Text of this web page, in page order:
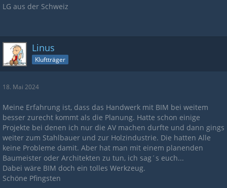
LG aus der Schweiz
Linus
Kluftträger
18. Mai 2024
Meine Erfahrung ist, dass das Handwerk mit BIM bei weitem
besser zurecht kommt als die Planung. Hatte schon einige
Projekte bei denen ich nur die AV machen durfte und dann gings
weiter zum Stahlbauer und zur Holzindustrie. Die hatten Alle
keine Probleme damit. Aber hat man mit einem planenden
Baumeister oder Architekten zu tun, ich sag´s euch...
Dabei wäre BIM doch ein tolles Werkzeug.
Schöne Pfingsten